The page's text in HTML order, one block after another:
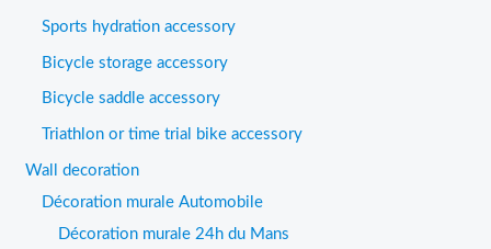
Sports hydration accessory
Bicycle storage accessory
Bicycle saddle accessory
Triathlon or time trial bike accessory
Wall decoration
Décoration murale Automobile
Décoration murale 24h du Mans